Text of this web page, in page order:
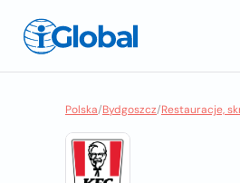
Polska/Bydgoszcz/Restauracje,